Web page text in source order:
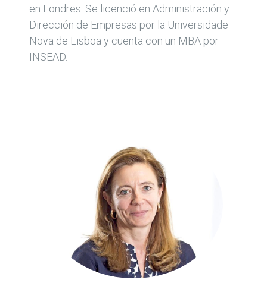
en Londres. Se licenció en Administración y
Dirección de Empresas por la Universidade
Nova de Lisboa y cuenta con un MBA por
INSEAD.